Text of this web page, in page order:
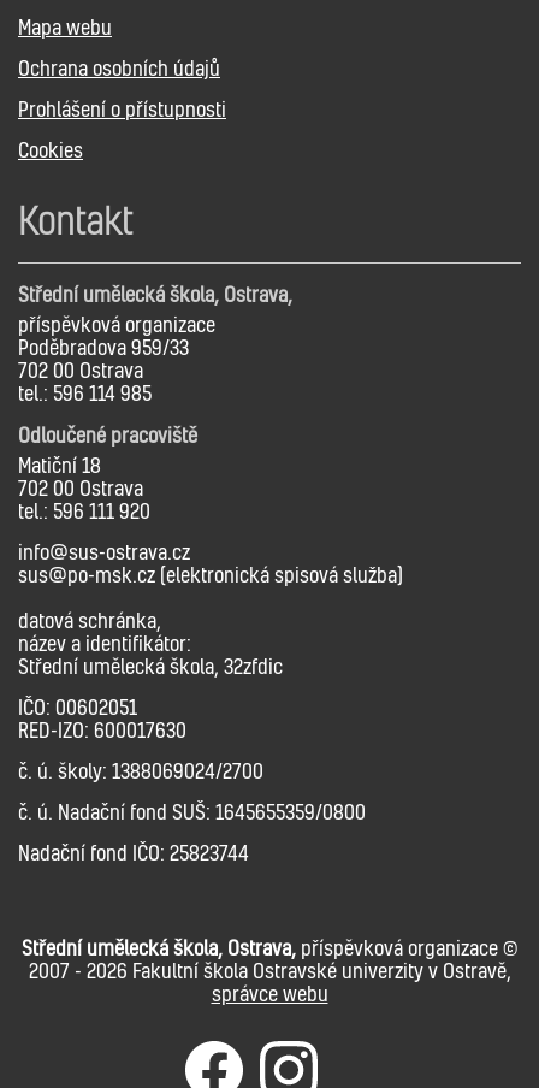
Mapa webu
Ochrana osobních údajů
Prohlášení o přístupnosti
Cookies
Kontakt
Střední umělecká škola, Ostrava,
příspěvková organizace
Poděbradova 959/33
702 00 Ostrava
tel.: 596 114 985
Odloučené pracoviště
Matiční 18
702 00 Ostrava
tel.: 596 111 920
info@sus-ostrava.cz
sus@po-msk.cz (elektronická spisová služba)
datová schránka,
název a identifikátor:
Střední umělecká škola, 32zfdic
IČO: 00602051
RED-IZO: 600017630
č. ú. školy: 1388069024/2700
č. ú. Nadační fond SUŠ: 1645655359/0800
Nadační fond IČO: 25823744
Střední umělecká škola, Ostrava, příspěvková organizace ©
2007 - 2026 Fakultní škola Ostravské univerzity v Ostravě,
správce webu